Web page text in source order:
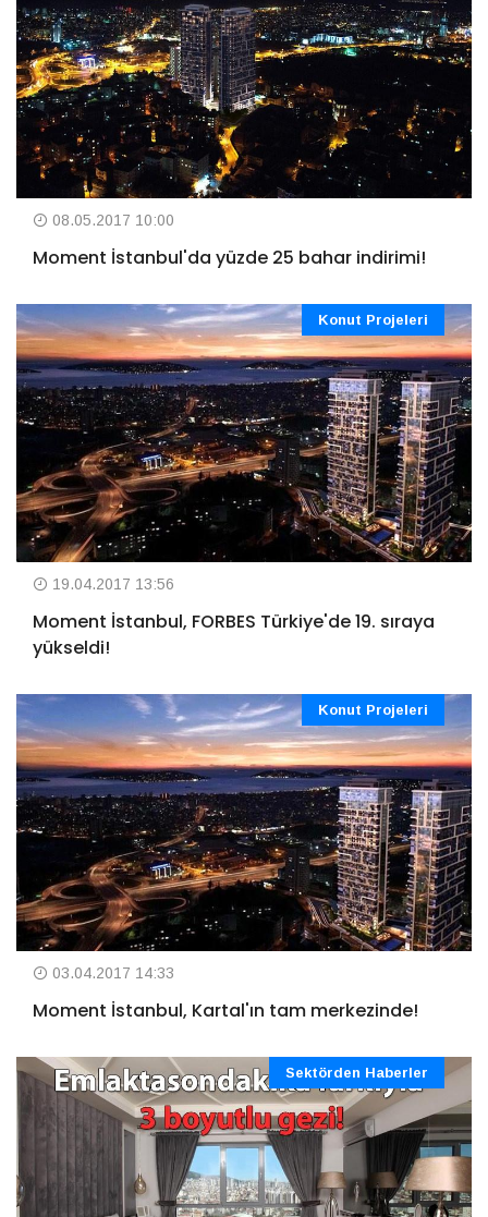
08.05.2017 10:00
Moment İstanbul'da yüzde 25 bahar indirimi!
Konut Projeleri
19.04.2017 13:56
Moment İstanbul, FORBES Türkiye'de 19. sıraya
yükseldi!
Konut Projeleri
03.04.2017 14:33
Moment İstanbul, Kartal'ın tam merkezinde!
Sektörden Haberler